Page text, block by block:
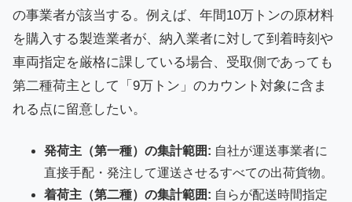
の事業者が該当する。例えば、年間10万トンの原材料
を購入する製造業者が、納入業者に対して到着時刻や
車両指定を厳格に課している場合、受取側であっても
第二種荷主として「9万トン」のカウント対象に含ま
れる点に留意したい。
発荷主（第一種）の集計範囲: 自社が運送事業者に
直接手配・発注して運送させるすべての出荷貨物。
着荷主（第二種）の集計範囲: 自らが配送時間指定